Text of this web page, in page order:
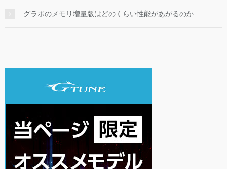
グラボのメモリ増量版はどのくらい性能があがるのか